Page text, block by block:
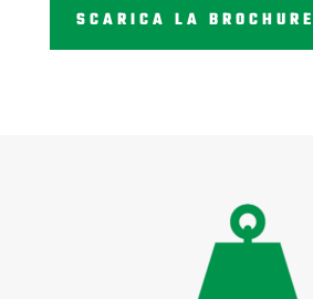
SCARICA LA BROCHURE